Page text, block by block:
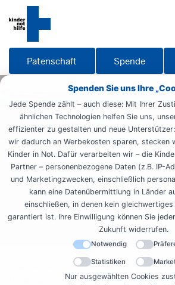
Spenden Sie uns Ihre
Jede Spende zählt – auch diese: Mit Ihrer
ähnlichen Technologien helfen Sie uns,
effizienter zu gestalten und neue
wir dadurch an Werbekosten sparen, stecken
Kinder in Not. Dafür verarbeiten wir – die
Partner – personenbezogene Daten (z.B. IP-
und Marketingzwecken, einschließlich
kann eine Datenübermittlung in Länder
einschließen, in denen kein
garantiert ist. Ihre Einwilligung können Sie
Zukunft widerrufen.
Notwendig
Statistiken
Nur ausgewählten Cookies
Patenschaft Spende
Weltweit aktiv